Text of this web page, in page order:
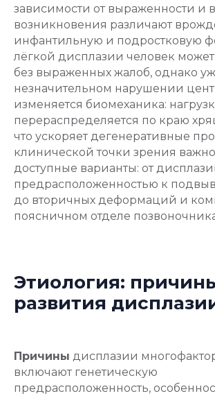
зависимости от выраженности и
возникновения различают
инфантильную и подростковую
лёгкой дисплазии человек
без выраженных жалоб, однако
незначительном нарушении
изменяется биомеханика:
перераспределяется по краю
что ускоряет дегенеративные
клинической точки зрения
доступные варианты: от
предрасположенностью к
до вторичных деформаций и
поясничном отделе
Этиология:
развития
Причины дисплазии
включают генетическую
предрасположенность,